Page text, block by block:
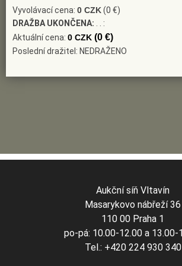
Vyvolávací cena: 0 CZK(0 €)
DRAŽBA UKONČENA: . . :
Aktuální cena: 0 CZK (0 €)
Poslední dražitel: NEDRAŽENO
Aukční síň Vltavín
Masarykovo nábřeží 36
110 00 Praha 1
po-pá: 10.00-12.00 a 13.00-
Tel.: +420 224 930 340